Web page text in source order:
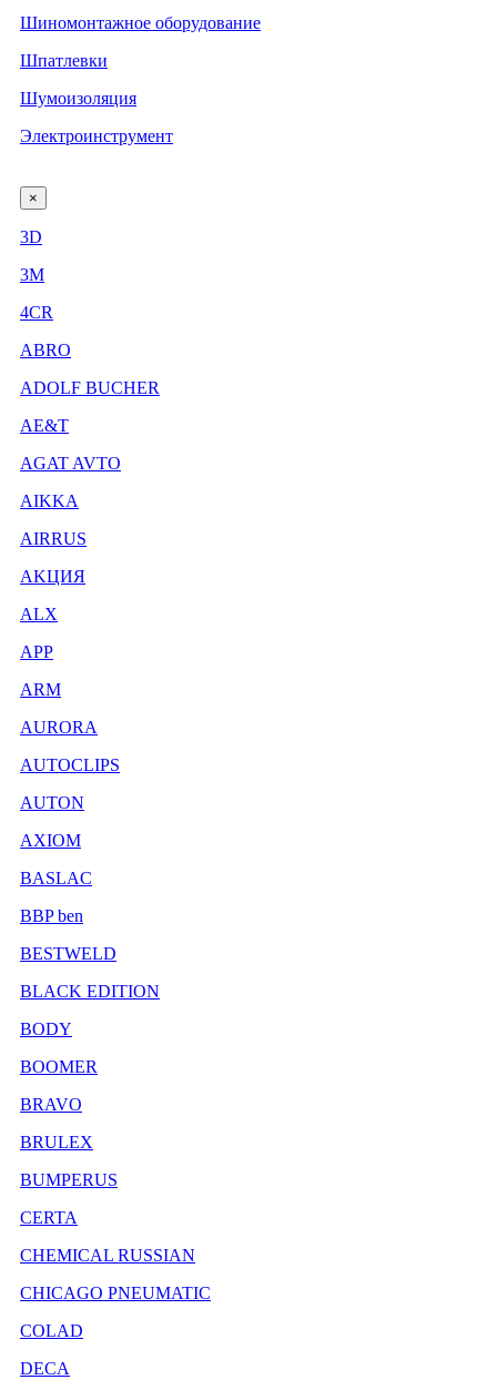
Шиномонтажное оборудование
Шпатлевки
Шумоизоляция
Электроинструмент
×
3D
3М
4CR
ABRO
ADOLF BUCHER
AE&T
AGAT AVTO
AIKKA
AIRRUS
AKЦИЯ
ALX
APP
ARM
AURORA
AUTOCLIPS
AUTON
AXIOM
BASLAC
BBP ben
BESTWELD
BLACK EDITION
BODY
BOOMER
BRAVO
BRULEX
BUMPERUS
CERTA
CHEMICAL RUSSIAN
CHICAGO PNEUMATIC
COLAD
DECA